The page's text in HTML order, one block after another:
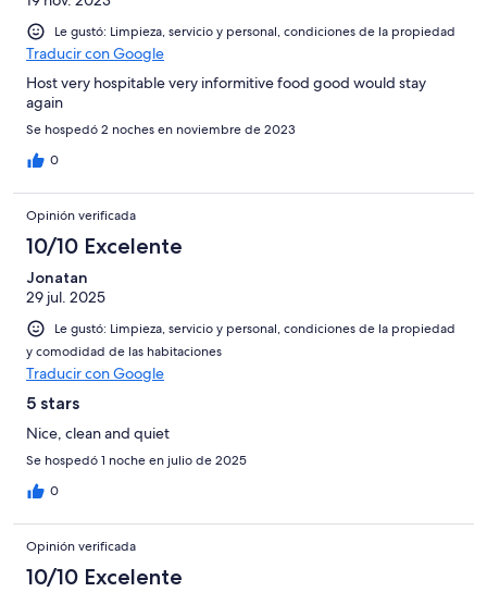
Le gustó: Limpieza, servicio y personal, condiciones de la propiedad
Traducir con Google
Host very hospitable very informitive food good would stay
again
Se hospedó 2 noches en noviembre de 2023
0
Opinión verificada
10/10 Excelente
Jonatan
29 jul. 2025
Le gustó: Limpieza, servicio y personal, condiciones de la propiedad
y comodidad de las habitaciones
Traducir con Google
5 stars
Nice, clean and quiet
Se hospedó 1 noche en julio de 2025
0
Opinión verificada
10/10 Excelente